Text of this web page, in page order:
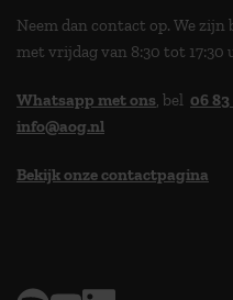
Neem dan contact op. We
met vrijdag van 8:30 tot 17:30
Whatsapp met ons, bel 06 83
info@aog.nl
Bekijk onze contactpagina